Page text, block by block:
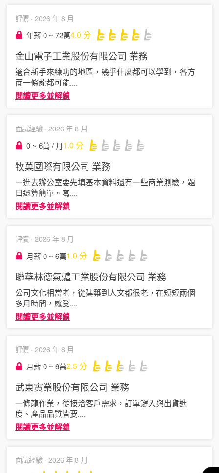
評價 · 2026 年 8 月
年薪 0 ~ 72萬4.0 分
金山電子工業股份有限公司 業務
適合新手來練功的地區，幾乎什麼都可以學到，各方
面一條龍都可能....
閱讀更多並解鎖
面試經驗 · 2026 年 8 月
0 ~ 6萬 / 月1.0 分
牧菓國際有限公司 業務
ㄧ進去辦公室要先填基本資料還有一些商業測驗，題
目還算簡單。寫....
閱讀更多並解鎖
評價 · 2026 年 8 月
月薪 0 ~ 6萬1.0 分
聯華林德氣體工業股份有限公司 業務
公司文化相當老，從建築到人文都很老，在短短兩個
多月時間，感受....
閱讀更多並解鎖
評價 · 2026 年 8 月
月薪 0 ~ 6萬2.5分
武東實業股份有限公司 業務
一條龍作業，從接洽客戶需求，訂單鍵入與出貨進
度、產品品質皆要....
閱讀更多並解鎖
面試經驗 · 2026 年 8 月